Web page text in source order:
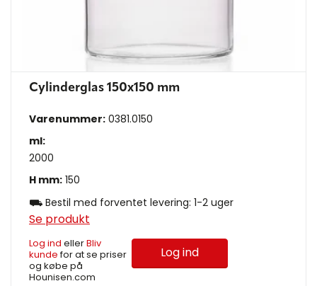
Cylinderglas 150x150 mm
Varenummer: 0381.0150
ml:
2000
H mm: 150
⛟ Bestil med forventet levering: 1-2 uger
Se produkt
Log ind ellerBliv
kundefor at se priser
og købe på
Hounisen.com
Log ind